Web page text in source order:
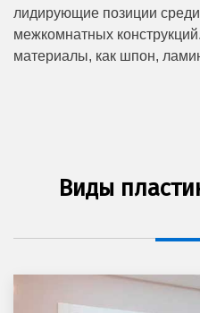
лидирующие позиции
межкомнатных
материалы, как шпон,
Виды